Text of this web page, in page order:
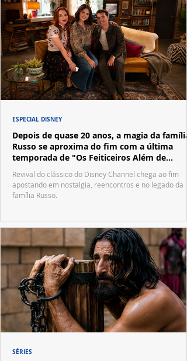
Depois de quase 20 anos, a magia da família
Russo se aproxima do fim com a última
temporada de "Os Feiticeiros Além de
Revival do clássico do Disney Channel chega ao fim
apostando em nostalgia, reencontros e no legado da
família Russo.
ESPECIAL DISNEY
SÉRIES